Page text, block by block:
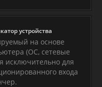
устройства
на основе
(ОС, сетевые
исключительно для
входа